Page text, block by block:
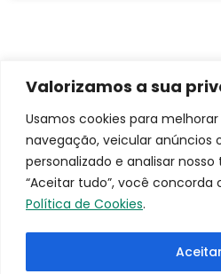
Valorizamos a sua
Usamos cookies para
navegação, veicular anúncios
personalizado e analisar
“Aceitar tudo”, você concorda
Política de Cookies.
Aceitar
Contato
(16)
3953-
9100